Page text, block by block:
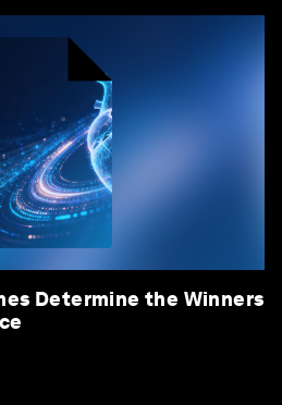
Determine the Winners